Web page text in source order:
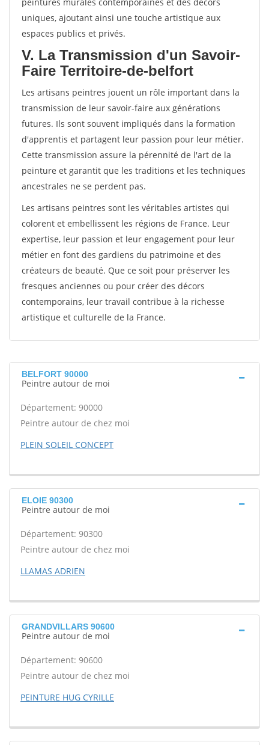
uniques, ajoutant ainsi une touche artistique aux
espaces publics et privés.
V. La Transmission d'un Savoir-
Faire Territoire-de-belfort
Les artisans peintres jouent un rôle important dans la
transmission de leur savoir-faire aux générations
futures. Ils sont souvent impliqués dans la formation
d'apprentis et partagent leur passion pour leur métier.
Cette transmission assure la pérennité de l'art de la
peinture et garantit que les traditions et les techniques
ancestrales ne se perdent pas.
Les artisans peintres sont les véritables artistes qui
colorent et embellissent les régions de France. Leur
expertise, leur passion et leur engagement pour leur
métier en font des gardiens du patrimoine et des
créateurs de beauté. Que ce soit pour préserver les
fresques anciennes ou pour créer des décors
contemporains, leur travail contribue à la richesse
artistique et culturelle de la France.
BELFORT 90000
Peintre autour de moi
Département: 90000
Peintre autour de chez moi
PLEIN SOLEIL CONCEPT
ELOIE 90300
Peintre autour de moi
Département: 90300
Peintre autour de chez moi
LLAMAS ADRIEN
GRANDVILLARS 90600
Peintre autour de moi
Département: 90600
Peintre autour de chez moi
PEINTURE HUG CYRILLE